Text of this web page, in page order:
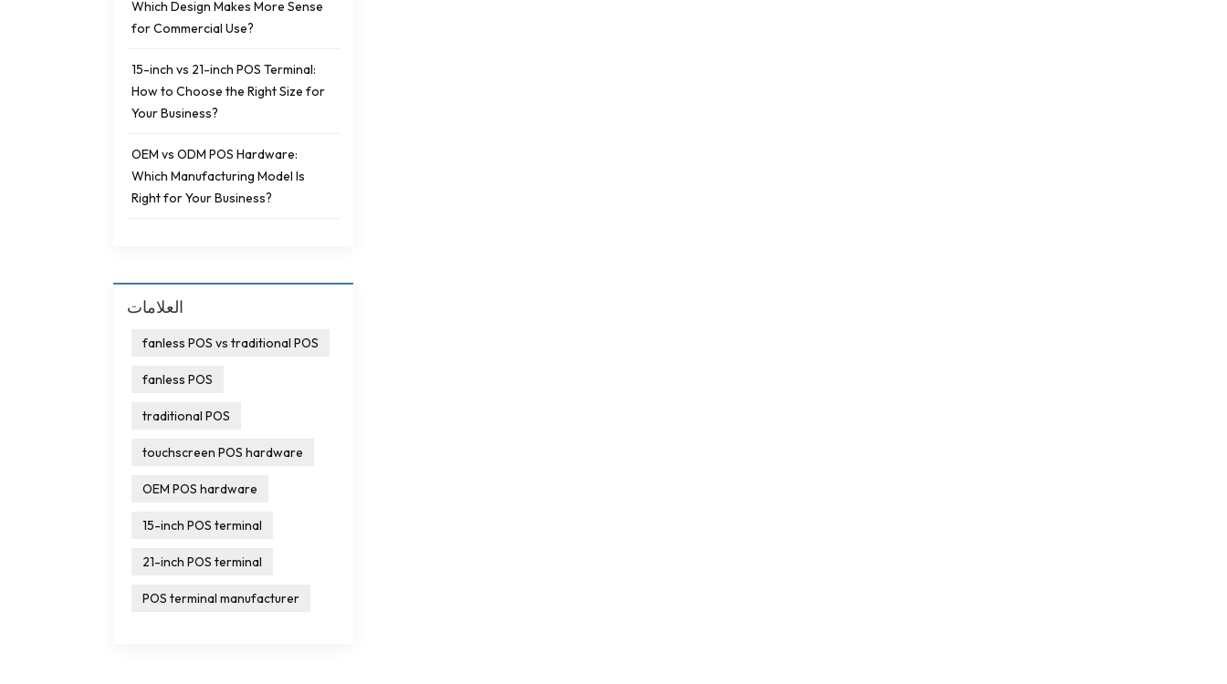
Which Design Makes More Sense
for Commercial Use?
15-inch vs 21-inch POS Terminal:
How to Choose the Right Size for
Your Business?
OEM vs ODM POS Hardware:
Which Manufacturing Model Is
Right for Your Business?
العلامات
fanless POS vs traditional POS
fanless POS
traditional POS
touchscreen POS hardware
OEM POS hardware
15-inch POS terminal
21-inch POS terminal
POS terminal manufacturer